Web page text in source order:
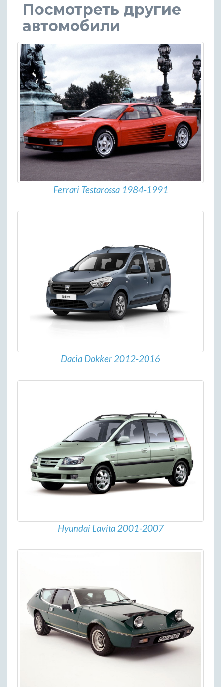
Посмотреть другие
автомобили
Ferrari Testarossa 1984-1991
Dacia Dokker 2012-2016
Hyundai Lavita 2001-2007